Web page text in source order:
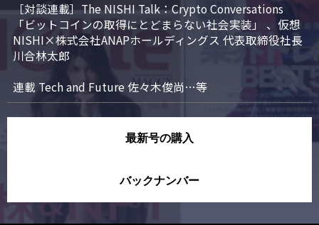
［対談連載］The NISHI Talk：Crypto Conversations
「ビットコインの取得にとどまらない社会実装」 、仮想
NISHI×株式会社ANAPホールディングス 代表取締役社長
川合林太郎
連載 Tech and Future 佐々木俊尚…等
最新号の購入
バックナンバー